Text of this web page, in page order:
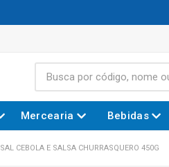
Mercearia Bebidas
SAL CEBOLA E SALSA CHURRASQUERO 450G